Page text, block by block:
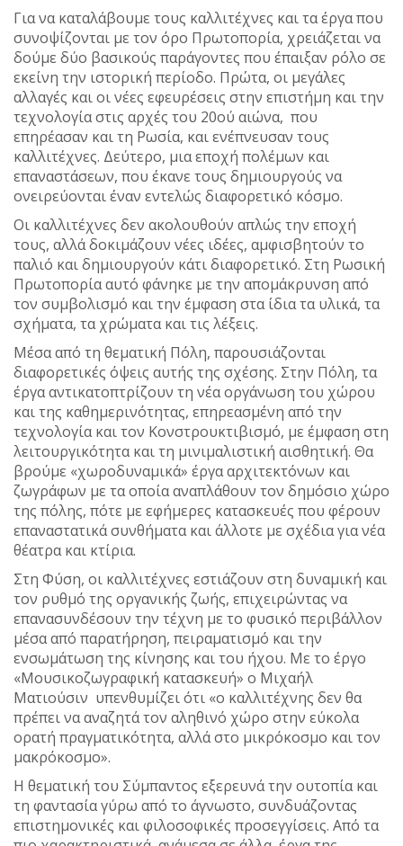
Για να καταλάβουμε τους καλλιτέχνες και τα έργα που
συνοψίζονται με τον όρο Πρωτοπορία, χρειάζεται να
δούμε δύο βασικούς παράγοντες που έπαιξαν ρόλο σε
εκείνη την ιστορική περίοδο. Πρώτα, οι μεγάλες
αλλαγές και οι νέες εφευρέσεις στην επιστήμη και την
τεχνολογία στις αρχές του 20ού αιώνα, που
επηρέασαν και τη Ρωσία, και ενέπνευσαν τους
καλλιτέχνες. Δεύτερο, μια εποχή πολέμων και
επαναστάσεων, που έκανε τους δημιουργούς να
ονειρεύονται έναν εντελώς διαφορετικό κόσμο.
Οι καλλιτέχνες δεν ακολουθούν απλώς την εποχή
τους, αλλά δοκιμάζουν νέες ιδέες, αμφισβητούν το
παλιό και δημιουργούν κάτι διαφορετικό. Στη Ρωσική
Πρωτοπορία αυτό φάνηκε με την απομάκρυνση από
τον συμβολισμό και την έμφαση στα ίδια τα υλικά, τα
σχήματα, τα χρώματα και τις λέξεις.
Μέσα από τη θεματική Πόλη, παρουσιάζονται
διαφορετικές όψεις αυτής της σχέσης. Στην Πόλη, τα
έργα αντικατοπτρίζουν τη νέα οργάνωση του χώρου
και της καθημερινότητας, επηρεασμένη από την
τεχνολογία και τον Κονστρουκτιβισμό, με έμφαση στη
λειτουργικότητα και τη μινιμαλιστική αισθητική. Θα
βρούμε «χωροδυναμικά» έργα αρχιτεκτόνων και
ζωγράφων με τα οποία αναπλάθουν τον δημόσιο χώρο
της πόλης, πότε με εφήμερες κατασκευές που φέρουν
επαναστατικά συνθήματα και άλλοτε με σχέδια για νέα
θέατρα και κτίρια.
Στη Φύση, οι καλλιτέχνες εστιάζουν στη δυναμική και
τον ρυθμό της οργανικής ζωής, επιχειρώντας να
επανασυνδέσουν την τέχνη με το φυσικό περιβάλλον
μέσα από παρατήρηση, πειραματισμό και την
ενσωμάτωση της κίνησης και του ήχου. Με το έργο
«Μουσικοζωγραφική κατασκευή» ο Μιχαήλ
Ματιούσιν υπενθυμίζει ότι «ο καλλιτέχνης δεν θα
πρέπει να αναζητά τον αληθινό χώρο στην εύκολα
ορατή πραγματικότητα, αλλά στο μικρόκοσμο και τον
μακρόκοσμο».
Η θεματική του Σύμπαντος εξερευνά την ουτοπία και
τη φαντασία γύρω από το άγνωστο, συνδυάζοντας
επιστημονικές και φιλοσοφικές προσεγγίσεις. Από τα